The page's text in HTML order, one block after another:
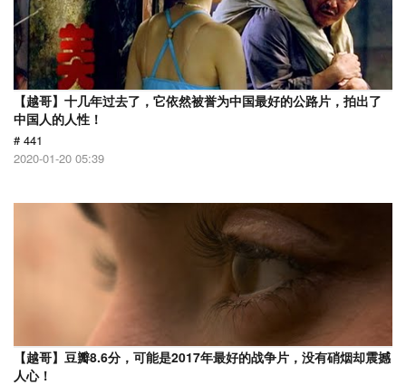
【越哥】十几年过去了，它依然被誉为中国最好的公路片，拍出了
中国人的人性！
# 441
2020-01-20 05:39
【越哥】豆瓣8.6分，可能是2017年最好的战争片，没有硝烟却震撼
人心！